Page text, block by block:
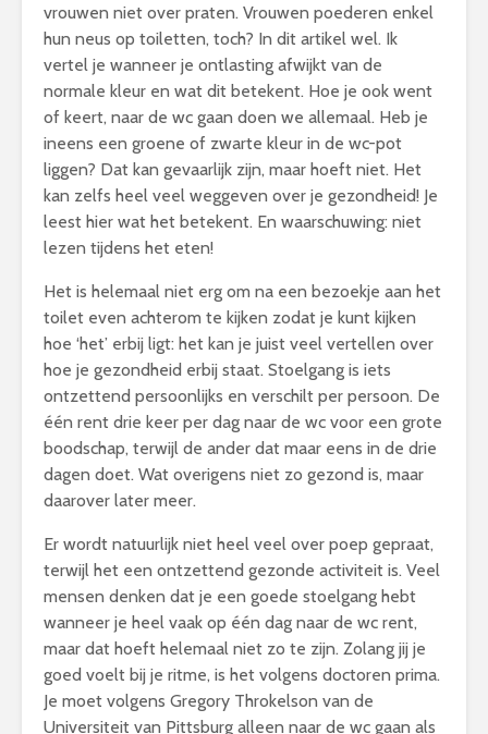
vrouwen niet over praten. Vrouwen poederen enkel
hun neus op toiletten, toch? In dit artikel wel. Ik
vertel je wanneer je ontlasting afwijkt van de
normale kleur en wat dit betekent. Hoe je ook went
of keert, naar de wc gaan doen we allemaal. Heb je
ineens een groene of zwarte kleur in de wc-pot
liggen? Dat kan gevaarlijk zijn, maar hoeft niet. Het
kan zelfs heel veel weggeven over je gezondheid! Je
leest hier wat het betekent. En waarschuwing: niet
lezen tijdens het eten!
Het is helemaal niet erg om na een bezoekje aan het
toilet even achterom te kijken zodat je kunt kijken
hoe ‘het’ erbij ligt: het kan je juist veel vertellen over
hoe je gezondheid erbij staat. Stoelgang is iets
ontzettend persoonlijks en verschilt per persoon. De
één rent drie keer per dag naar de wc voor een grote
boodschap, terwijl de ander dat maar eens in de drie
dagen doet. Wat overigens niet zo gezond is, maar
daarover later meer.
Er wordt natuurlijk niet heel veel over poep gepraat,
terwijl het een ontzettend gezonde activiteit is. Veel
mensen denken dat je een goede stoelgang hebt
wanneer je heel vaak op één dag naar de wc rent,
maar dat hoeft helemaal niet zo te zijn. Zolang jij je
goed voelt bij je ritme, is het volgens doctoren prima.
Je moet volgens Gregory Throkelson van de
Universiteit van Pittsburg alleen naar de wc gaan als